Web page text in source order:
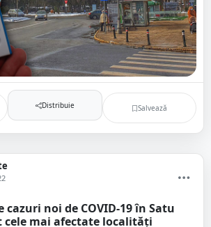
Distribuie Salvează
cazuri noi de COVID-19 în Satu
cele mai afectate localități